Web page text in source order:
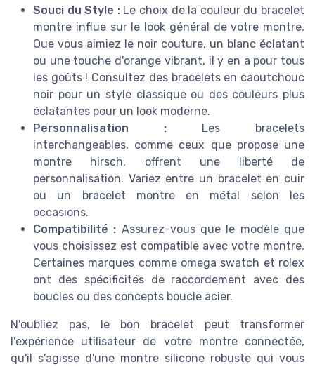
Souci du Style :Le choix de la couleur du bracelet
montre influe sur le look général de votre montre.
Que vous aimiez le noir couture, un blanc éclatant
ou une touche d'orange vibrant, il y en a pour tous
les goûts ! Consultez des bracelets en caoutchouc
noir pour un style classique ou des couleurs plus
éclatantes pour un look moderne.
Personnalisation : Les bracelets
interchangeables, comme ceux que propose une
montre hirsch, offrent une liberté de
personnalisation. Variez entre un bracelet en cuir
ou un bracelet montre en métal selon les
occasions.
Compatibilité : Assurez-vous que le modèle que
vous choisissez est compatible avec votre montre.
Certaines marques comme omega swatch et rolex
ont des spécificités de raccordement avec des
boucles ou des concepts boucle acier.
N'oubliez pas, le bon bracelet peut transformer
l'expérience utilisateur de votre montre connectée,
qu'il s'agisse d'une montre silicone robuste qui vous